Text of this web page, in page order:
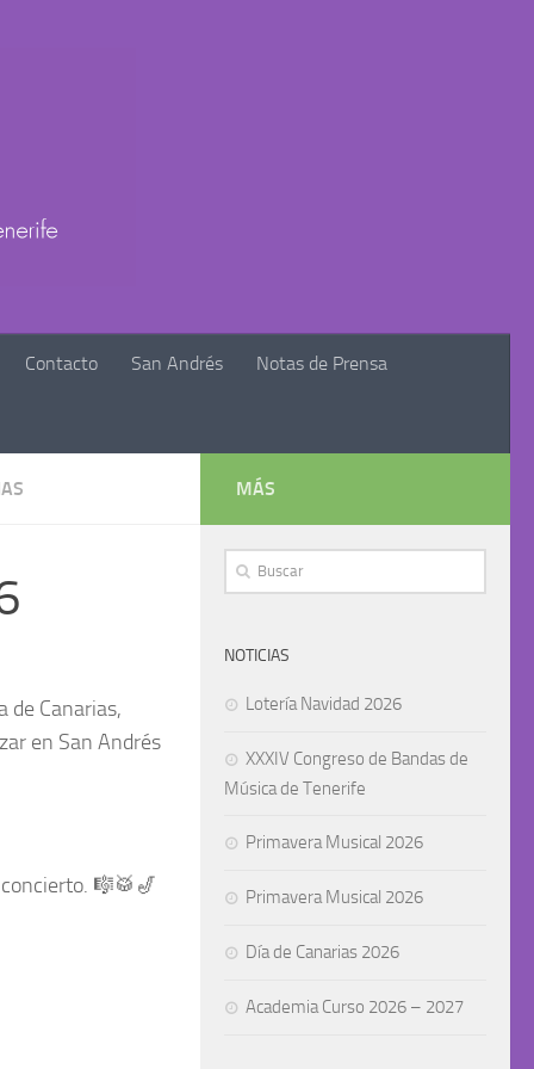
Contacto San Andrés Notas de Prensa
de Canarias,
en San Andrés
🎼🥁🎷
MÁS
NOTICIAS
Lotería Navidad 2026
XXXIV Congreso de Bandas de
Música de Tenerife
Primavera Musical 2026
Primavera Musical 2026
Día de Canarias 2026
Academia Curso 2026 – 2027